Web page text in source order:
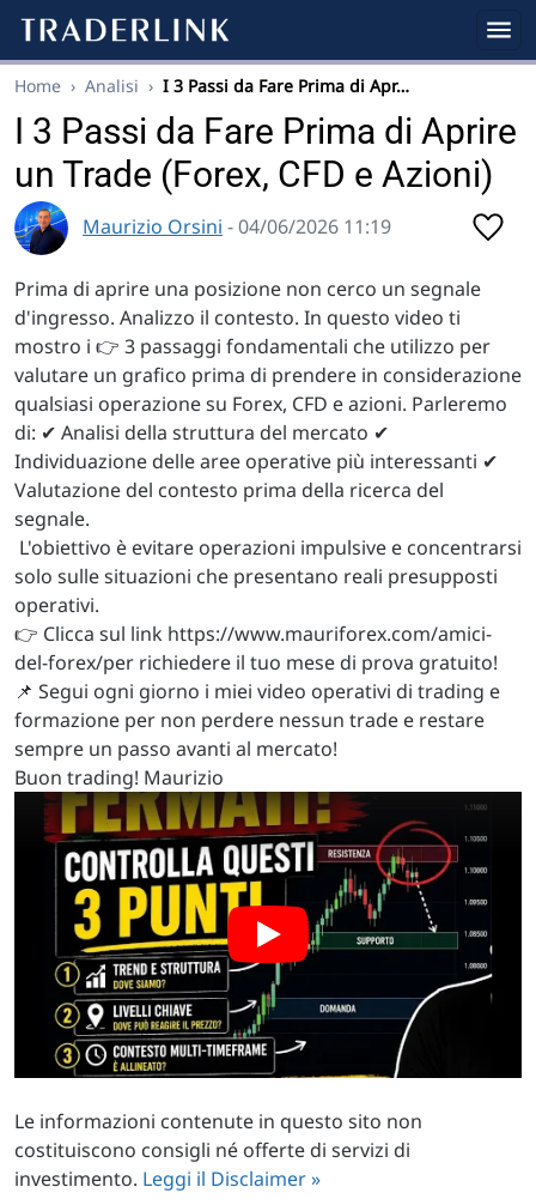
Home › Analisi › I 3 Passi da Fare Prima di Apr…
I 3 Passi da Fare Prima di Aprire
un Trade (Forex, CFD e Azioni)
Maurizio Orsini - 04/06/2026 11:19
Prima di aprire una posizione non cerco un segnale
d'ingresso. Analizzo il contesto. In questo video ti
mostro i 👉 3 passaggi fondamentali che utilizzo per
valutare un grafico prima di prendere in considerazione
qualsiasi operazione su Forex, CFD e azioni. Parleremo
di: ✔ Analisi della struttura del mercato ✔
Individuazione delle aree operative più interessanti ✔
Valutazione del contesto prima della ricerca del
segnale.
L'obiettivo è evitare operazioni impulsive e concentrarsi
solo sulle situazioni che presentano reali presupposti
operativi.
👉 Clicca sul link https://www.mauriforex.com/amici-
del-forex/per richiedere il tuo mese di prova gratuito!
📌 Segui ogni giorno i miei video operativi di trading e
formazione per non perdere nessun trade e restare
sempre un passo avanti al mercato!
Buon trading! Maurizio
Le informazioni contenute in questo sito non
costituiscono consigli né offerte di servizi di
investimento. Leggi il Disclaimer »